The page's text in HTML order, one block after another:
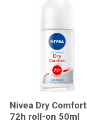
Nivea Dry Comfort
72h roll-on 50ml